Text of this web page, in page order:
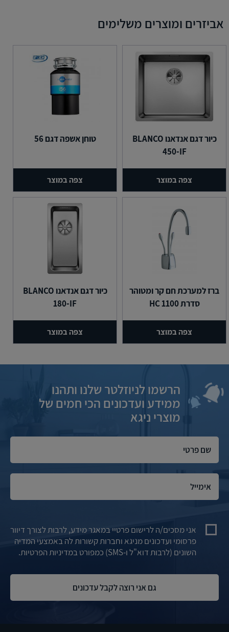
אביזרים ומוצרים משלימים
כיור דגם אנדאנו BLANCO
450-IF
צפה במוצר
טוחן אשפה דגם 56
צפה במוצר
ברז למערכת חם קר ומטוהר
סדרת HC 1100
צפה במוצר
כיור דגם אנדאנו BLANCO
180-IF
צפה במוצר
הרשמו לניוזלטר שלנו ותהנו
ממידע ועדכונים הכי חמים של
מוצרי ניגא
אני מסכים/ה לרישום פרטיי במאגר מידע, לרבות לצורך דיוור
פרסומי ועדכונים מניגא וחברות קשורות לה באמצעי המדיה
השונים (לרבות דוא"ל ו-SMS) כמפורט במדיניות הפרטיות.